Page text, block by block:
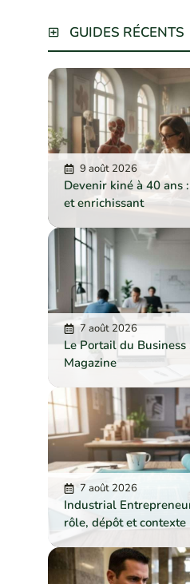
GUIDES RÉCENTS
9 août 2026
Devenir kiné à 40 ans
et enrichissant
7 août 2026
Le Portail du
Magazine
7 août 2026
Industrial
rôle, dépôt et contexte